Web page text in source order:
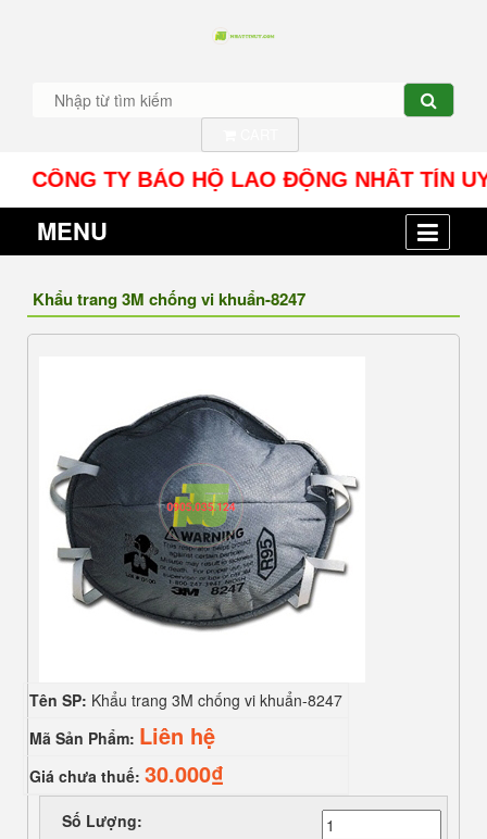
CÔNG TY BẢO HỘ LAO ĐỘNG NHÂT TÍN
MENU
Khẩu trang 3M chống vi khuẩn-8247
Tên SP: Khẩu trang 3M chống vi khuẩn-8247
Mã Sản Phẩm: Liên hệ
Giá chưa thuế: 30.000₫
Số Lượng: